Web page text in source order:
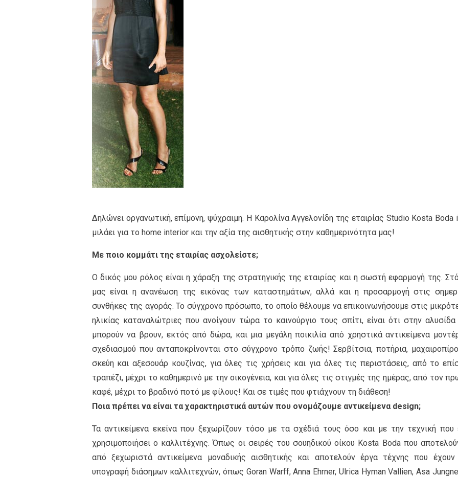
Δηλώνει οργανωτική, επίμονη, ψύχραιμη. Η Καρολίνα Αγγελονίδη της εταιρίας Studio Kosta Boda
μιλάει για το home interior και την αξία της αισθητικής στην καθημερινότητα μας!
Με ποιο κομμάτι της εταιρίας ασχολείστε;
Ο δικός μου ρόλος είναι η χάραξη της στρατηγικής της εταιρίας και η σωστή εφαρμογή της.
μας είναι η ανανέωση της εικόνας των καταστημάτων, αλλά και η προσαρμογή στις
συνθήκες της αγοράς. Το σύγχρονο πρόσωπο, το οποίο θέλουμε να επικοινωνήσουμε στις
ηλικίας καταναλώτριες που ανοίγουν τώρα το καινούργιο τους σπίτι, είναι ότι στην
μπορούν να βρουν, εκτός από δώρα, και μια μεγάλη ποικιλία από χρηστικά αντικείμενα
σχεδιασμού που ανταποκρίνονται στο σύγχρονο τρόπο ζωής! Σερβίτσια, ποτήρια,
σκεύη και αξεσουάρ κουζίνας, για όλες τις χρήσεις και για όλες τις περιστάσεις, από το
τραπέζι, μέχρι το καθημερινό με την οικογένεια, και για όλες τις στιγμές της ημέρας, από τον
καφέ, μέχρι το βραδινό ποτό με φίλους! Και σε τιμές που φτιάχνουν τη διάθεση!
Ποια πρέπει να είναι τα χαρακτηριστικά αυτών που ονομάζουμε αντικείμενα design;
Τα αντικείμενα εκείνα που ξεχωρίζουν τόσο με τα σχέδιά τους όσο και με την τεχνική που
χρησιμοποιήσει ο καλλιτέχνης. Όπως οι σειρές του σουηδικού οίκου Kosta Boda που
από ξεχωριστά αντικείμενα μοναδικής αισθητικής και αποτελούν έργα τέχνης που
υπογραφή διάσημων καλλιτεχνών, όπως Goran Warff, Anna Ehrner, Ulrica Hyman Vallien, Asa